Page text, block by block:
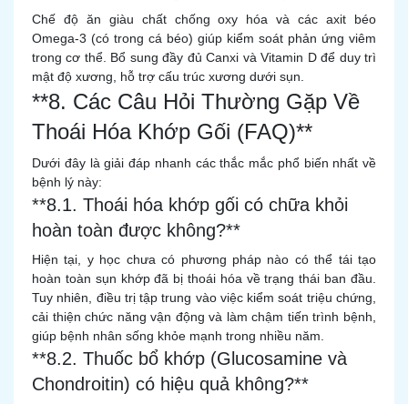
Chế độ ăn giàu chất chống oxy hóa và các axit béo
Omega-3 (có trong cá béo) giúp kiểm soát phản ứng viêm
trong cơ thể. Bổ sung đầy đủ Canxi và Vitamin D để duy trì
mật độ xương, hỗ trợ cấu trúc xương dưới sụn.
**8. Các Câu Hỏi Thường Gặp Về
Thoái Hóa Khớp Gối (FAQ)**
Dưới đây là giải đáp nhanh các thắc mắc phổ biến nhất về
bệnh lý này:
**8.1. Thoái hóa khớp gối có chữa khỏi
hoàn toàn được không?**
Hiện tại, y học chưa có phương pháp nào có thể tái tạo
hoàn toàn sụn khớp đã bị thoái hóa về trạng thái ban đầu.
Tuy nhiên, điều trị tập trung vào việc kiểm soát triệu chứng,
cải thiện chức năng vận động và làm chậm tiến trình bệnh,
giúp bệnh nhân sống khỏe mạnh trong nhiều năm.
**8.2. Thuốc bổ khớp (Glucosamine và
Chondroitin) có hiệu quả không?**